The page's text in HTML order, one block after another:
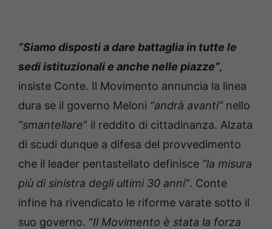
“Siamo disposti a dare battaglia in tutte le
sedi istituzionali e anche nelle piazze”,
insiste Conte. Il Movimento annuncia la linea
dura se il governo Meloni “andrà avanti” nello
“smantellare” il reddito di cittadinanza. Alzata
di scudi dunque a difesa del provvedimento
che il leader pentastellato definisce “la misura
più di sinistra degli ultimi 30 anni”. Conte
infine ha rivendicato le riforme varate sotto il
suo governo. “Il Movimento è stata la forza